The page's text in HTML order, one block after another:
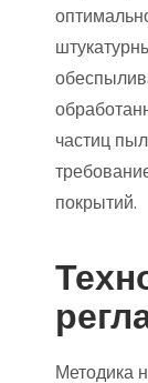
частиц
покрытий.
Методика